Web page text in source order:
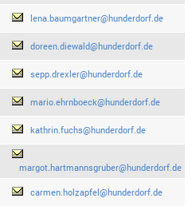
lena.baumgartner@hunderdorf.de
doreen.diewald@hunderdorf.de
sepp.drexler@hunderdorf.de
mario.ehrnboeck@hunderdorf.de
kathrin.fuchs@hunderdorf.de
margot.hartmannsgruber@hunderdorf.de
carmen.holzapfel@hunderdorf.de